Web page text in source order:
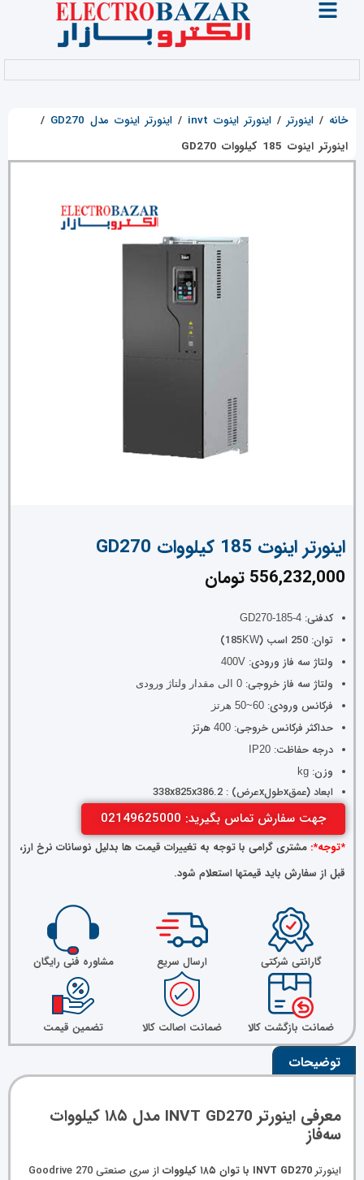
خانه / اینورتر / اینورتر اینوت invt / اینورتر اینوت مدل GD270
/
اینورتر اینوت 185 کیلووات GD270
اینورتر اینوت 185 کیلووات GD270
556,232,000 تومان
کدفنی:
توان: 250 اسب (185 KW
)
ولتاژ سه فاز ورودی: 400V
ولتاژ سه فاز خروجی:
فرکانس ورودی: 60~50 هرتز
حداکثر فرکانس خروجی: 400 هرتز
درجه حفاظت: IP20
وزن:
ابعاد (عمقxطولxعرض) : 338x825x386.2
جهت سفارش تماس بگیرید: 02149625000
*توجه*: مشتری گرامی با توجه به تغییرات قیمت ها بدلیل نوسانات نرخ ارز،
قبل از سفارش باید قیمتها استعلام شود.
گارانتی شرکتی ارسال سریع مشاوره فنی رایگان
ضمانت بازگشت کالا ضمانت اصالت کالا تضمین قیمت
توضیحات
معرفی اینورتر INVT GD270 مدل ۱۸۵ کیلووات
سه‌فاز
اینورترINVT GD270 با توان ۱۸۵ کیلووات
از سری صنعتی Goodrive 270